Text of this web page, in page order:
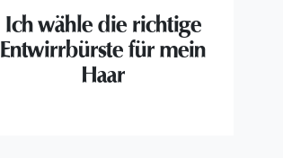
Ich wähle die richtige
Entwirrbürste für mein
Haar